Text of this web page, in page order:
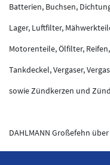
Batterien, Buchsen,
Lager, Luftfilter,
Motorenteile, Ölfilter,
Tankdeckel, Vergaser,
sowie Zündkerzen und
DAHLMANN Großefehn